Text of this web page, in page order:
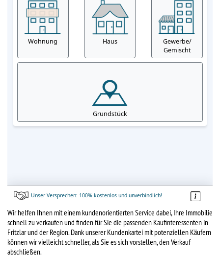
Wir helfen Ihnen mit einem kundenorientierten Service dabei, Ihre Immobilie
schnell zu verkaufen und finden für Sie die passenden Kaufinteressenten in
Fritzlar und der Region. Dank unserer Kundenkartei mit potenziellen Käufern
können wir vielleicht schneller, als Sie es sich vorstellen, den Verkauf
abschließen.